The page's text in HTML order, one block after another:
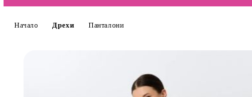
Начало Дрехи Панталони